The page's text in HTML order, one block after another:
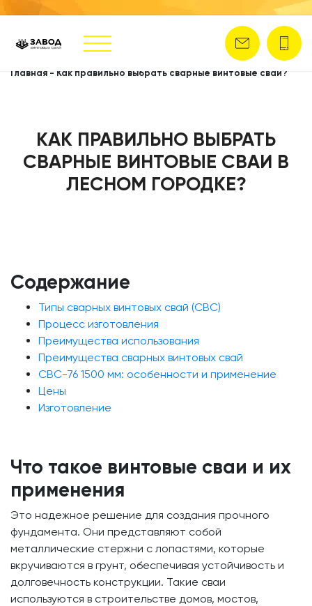
Главная - Как правильно выбрать сварные винтовые сваи?
КАК ПРАВИЛЬНО ВЫБРАТЬ
СВАРНЫЕ ВИНТОВЫЕ СВАИ В
ЛЕСНОМ ГОРОДКЕ?
Содержание
Типы сварных винтовых свай (СВС)
Процесс изготовления
Преимущества использования
Преимущества сварных винтовых свай
СВС-76 1500 мм: особенности и применение
Цены
Изготовление
Что такое винтовые сваи и их
применения
Это надежное решение для создания прочного
фундамента. Они представляют собой
металлические стержни с лопастями, которые
вкручиваются в грунт, обеспечивая устойчивость и
долговечность конструкции. Такие сваи
используются в строительстве домов, мостов,